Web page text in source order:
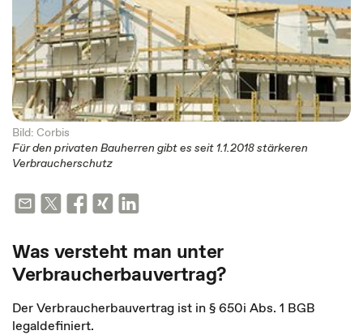
Bild: Corbis
Für den privaten Bauherren gibt es seit 1.1.2018 stärkeren
Verbraucherschutz
Was versteht man unter
Verbraucherbauvertrag?
Der Verbraucherbauvertrag ist in § 650i Abs. 1 BGB
legaldefiniert.